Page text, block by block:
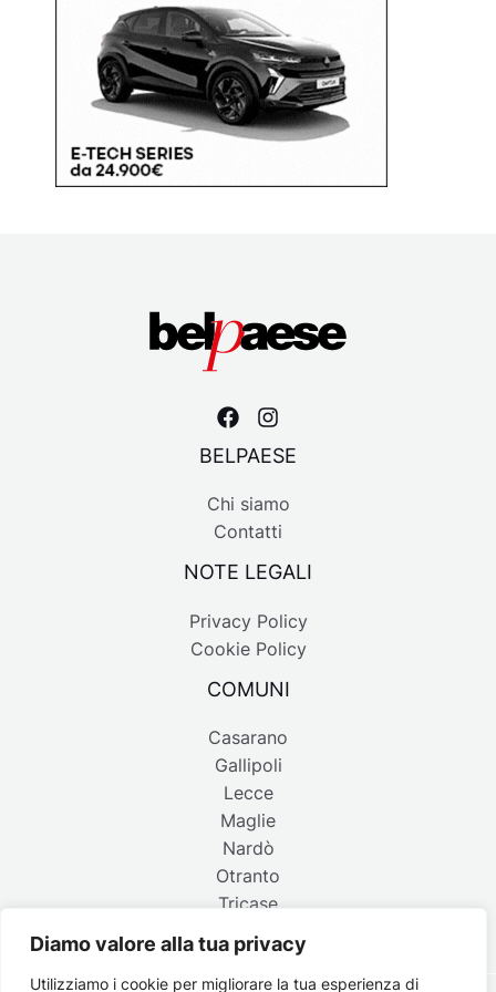
Diamo valore alla tua privacy
Utilizziamo i cookie per migliorare la tua esperienza di
BELPAESE
Chi siamo
Contatti
NOTE LEGALI
Privacy Policy
Cookie Policy
COMUNI
Casarano
Gallipoli
Lecce
Maglie
Nardò
Otranto
Tricase